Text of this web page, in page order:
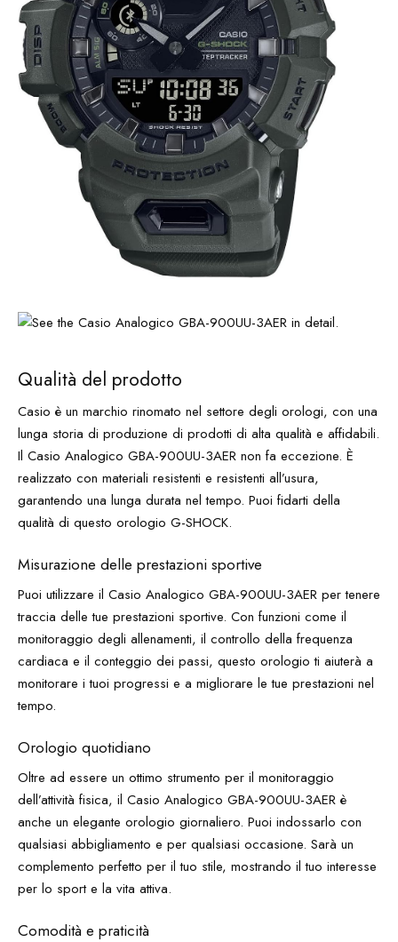
Qualità del prodotto
Casio è un marchio rinomato nel settore degli orologi, con una
lunga storia di produzione di prodotti di alta qualità e affidabili.
Il Casio Analogico GBA-900UU-3AER non fa eccezione. È
realizzato con materiali resistenti e resistenti all’usura,
garantendo una lunga durata nel tempo. Puoi fidarti della
qualità di questo orologio G-SHOCK.
Misurazione delle prestazioni sportive
Puoi utilizzare il Casio Analogico GBA-900UU-3AER per tenere
traccia delle tue prestazioni sportive. Con funzioni come il
monitoraggio degli allenamenti, il controllo della frequenza
cardiaca e il conteggio dei passi, questo orologio ti aiuterà a
monitorare i tuoi progressi e a migliorare le tue prestazioni nel
tempo.
Orologio quotidiano
Oltre ad essere un ottimo strumento per il monitoraggio
dell’attività fisica, il Casio Analogico GBA-900UU-3AER è
anche un elegante orologio giornaliero. Puoi indossarlo con
qualsiasi abbigliamento e per qualsiasi occasione. Sarà un
complemento perfetto per il tuo stile, mostrando il tuo interesse
per lo sport e la vita attiva.
Comodità e praticità